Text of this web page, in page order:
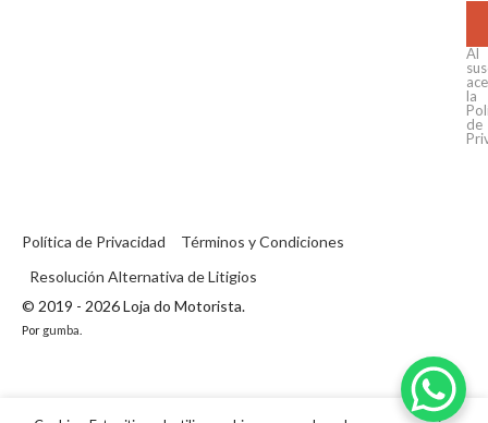
Al
la
de
© 2019 - 2026 Loja do Motorista.
Por gumba
Política de Privacidad
Términos y Condiciones
Resolución Alternativa de Litigios